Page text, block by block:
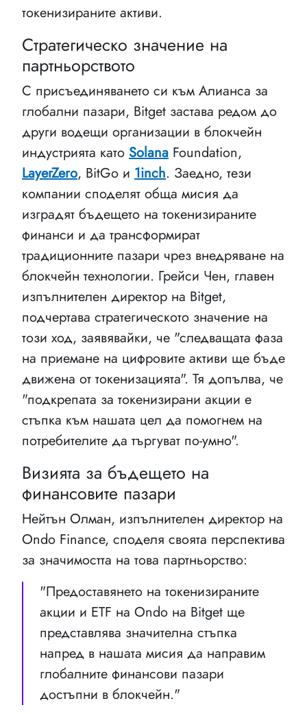
токенизираните активи.
Стратегическо значение на
партньорството
С присъединяването си към Алианса за
глобални пазари, Bitget застава редом до
други водещи организации в блокчейн
индустрията като Solana Foundation,
LayerZero, BitGo и 1inch. Заедно, тези
компании споделят обща мисия да
изградят бъдещето на токенизираните
финанси и да трансформират
традиционните пазари чрез внедряване на
блокчейн технологии. Грейси Чен, главен
изпълнителен директор на Bitget,
подчертава стратегическото значение на
този ход, заявявайки, че "следващата фаза
на приемане на цифровите активи ще бъде
движена от токенизацията". Тя допълва, че
"подкрепата за токенизирани акции е
стъпка към нашата цел да помогнем на
потребителите да търгуват по-умно".
Визията за бъдещето на
финансовите пазари
Нейтън Олман, изпълнителен директор на
Ondo Finance, споделя своята перспектива
за значимостта на това партньорство:
"Предоставянето на токенизираните
акции и ETF на Ondo на Bitget ще
представлява значителна стъпка
напред в нашата мисия да направим
глобалните финансови пазари
достъпни в блокчейн."